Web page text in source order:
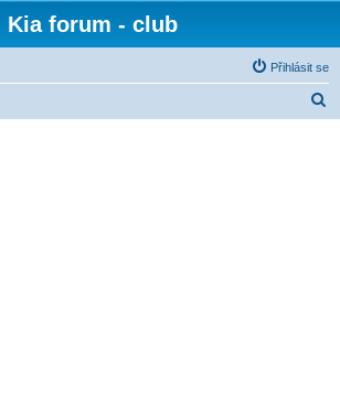
Kia forum - club
Přihlásit se